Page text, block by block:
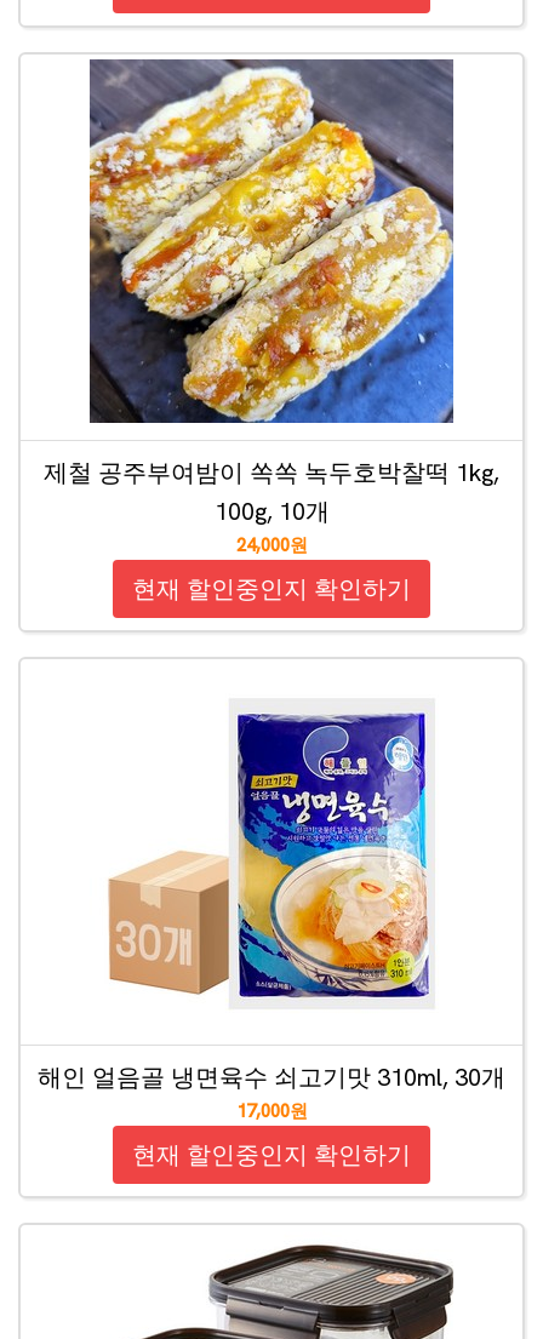
제철 공주부여밤이 쏙쏙 녹두호박찰떡 1kg,
100g, 10개
24,000원
현재 할인중인지 확인하기
해인 얼음골 냉면육수 쇠고기맛 310ml, 30개
17,000원
현재 할인중인지 확인하기